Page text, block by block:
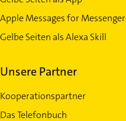
Apple Messages for Messenger
Gelbe Seiten als Alexa Skill
Unsere Partner
Kooperationspartner
Das Telefonbuch